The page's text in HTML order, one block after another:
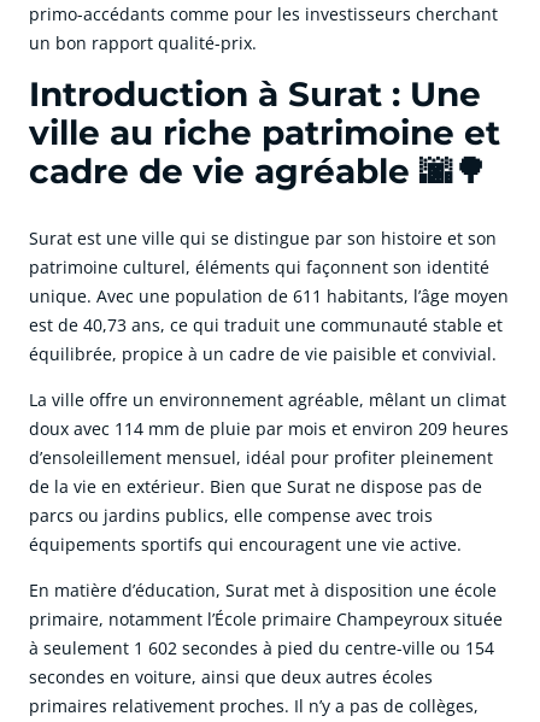
primo-accédants comme pour les investisseurs cherchant
un bon rapport qualité-prix.
Introduction à Surat : Une
ville au riche patrimoine et
cadre de vie agréable 🌆🌳
Surat est une ville qui se distingue par son histoire et son
patrimoine culturel, éléments qui façonnent son identité
unique. Avec une population de 611 habitants, l’âge moyen
est de 40,73 ans, ce qui traduit une communauté stable et
équilibrée, propice à un cadre de vie paisible et convivial.
La ville offre un environnement agréable, mêlant un climat
doux avec 114 mm de pluie par mois et environ 209 heures
d’ensoleillement mensuel, idéal pour profiter pleinement
de la vie en extérieur. Bien que Surat ne dispose pas de
parcs ou jardins publics, elle compense avec trois
équipements sportifs qui encouragent une vie active.
En matière d’éducation, Surat met à disposition une école
primaire, notamment l’École primaire Champeyroux située
à seulement 1 602 secondes à pied du centre-ville ou 154
secondes en voiture, ainsi que deux autres écoles
primaires relativement proches. Il n’y a pas de collèges,